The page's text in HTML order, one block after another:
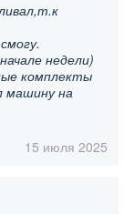
недели)
комплекты
машину на
15 июля 2025